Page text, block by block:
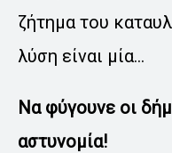
ζήτημα του
λύση είναι μία…
Να φύγουνε οι
αστυνομία!